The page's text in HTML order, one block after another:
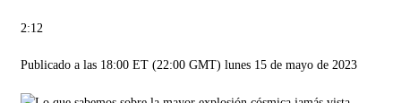
2:12
Publicado a las 18:00 ET (22:00 GMT) lunes 15 de mayo de 2023